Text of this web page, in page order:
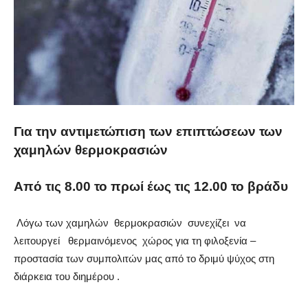
Για την αντιμετώπιση των επιπτώσεων των
χαμηλών θερμοκρασιών
Από τις 8.00 το πρωί έως τις 12.00 το βράδυ
Λόγω των χαμηλών θερμοκρασιών συνεχίζει να
λειτουργεί θερμαινόμενος χώρος για τη φιλοξενία –
προστασία των συμπολιτών μας από το δριμύ ψύχος στη
διάρκεια του διημέρου .